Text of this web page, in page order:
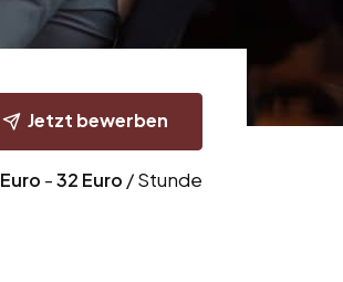
Jetzt bewerben
Euro -32 Euro / Stunde